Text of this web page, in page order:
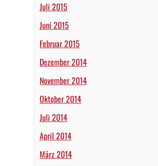
Juli 2015
Juni 2015
Februar 2015
Dezember 2014
November 2014
Oktober 2014
Juli 2014
April 2014
März 2014